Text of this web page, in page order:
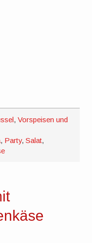
,Vorspeisen und
, Party,Salat,